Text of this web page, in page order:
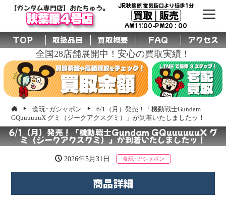
【ガンダム専門店】おたちゅう。
秋葉原4号店
JR秋葉原 電気街口より徒歩1分
買取│販売
AM11:00-PM20：00
TOP 取扱品目 買取概要 FAQ アクセス
全国28店舗展開中！安心の買取実績！
食玩･ガシャポン
6/1（月）発売！「機動戦士Gundam
GQuuuuuuX グミ（ジークアクスグミ）」が到着いたしましたッ！
6/1（月）発売！「機動戦士Gundam GQuuuuuuX グ
ミ（ジークアクスグミ）」が到着いたしましたッ！
2026年5月31日 食玩･ガシャポン
商品詳細